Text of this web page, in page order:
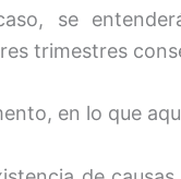
se
trimestres
en lo que